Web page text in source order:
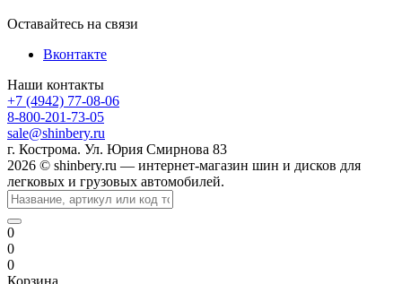
Оставайтесь на связи
Вконтакте
Наши контакты
+7 (4942) 77-08-06
8-800-201-73-05
sale@shinbery.ru
г. Кострома. Ул. Юрия Смирнова 83
2026 © shinbery.ru — интернет-магазин шин и дисков для
легковых и грузовых автомобилей.
0
0
0
Корзина